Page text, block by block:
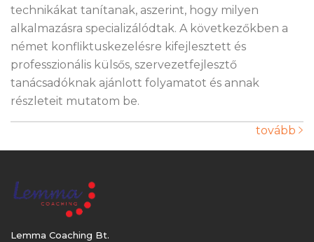
technikákat tanítanak, aszerint, hogy milyen
alkalmazásra specializálódtak. A következőkben a
német konfliktuskezelésre kifejlesztett és
professzionális külsős, szervezetfejlesztő
tanácsadóknak ajánlott folyamatot és annak
részleteit mutatom be.
tovább
Lemma Coaching Bt.